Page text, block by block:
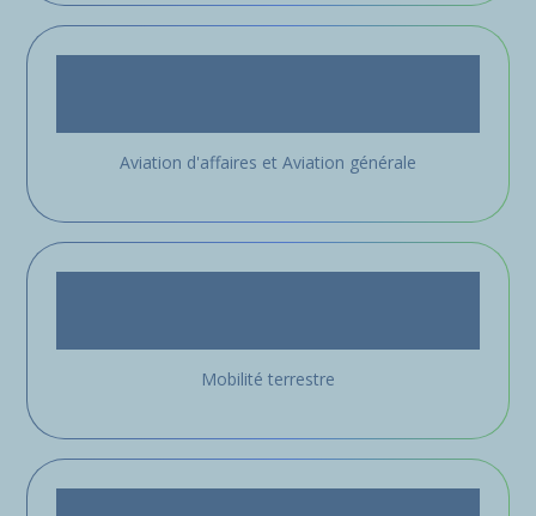
Aviation d'affaires et Aviation générale
Mobilité terrestre